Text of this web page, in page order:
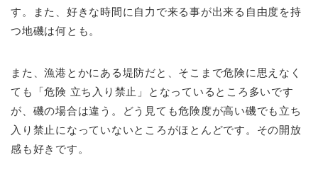
す。また、好きな時間に自力で来る事が出来る自由度を持
つ地磯は何とも。
また、漁港とかにある堤防だと、そこまで危険に思えなく
ても「危険 立ち入り禁止」となっているところ多いです
が、磯の場合は違う。どう見ても危険度が高い磯でも立ち
入り禁止になっていないところがほとんどです。その開放
感も好きです。